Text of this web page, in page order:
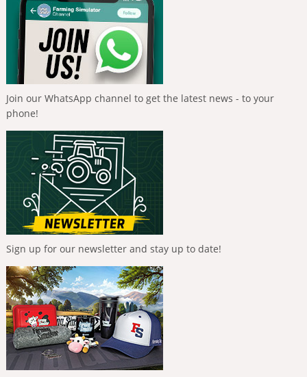
Join our WhatsApp channel to get the latest news - to your
phone!
Sign up for our newsletter and stay up to date!